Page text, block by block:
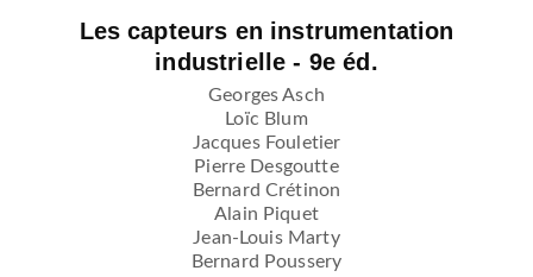
Les capteurs en instrumentation
industrielle - 9e éd.
Georges Asch
Loïc Blum
Jacques Fouletier
Pierre Desgoutte
Bernard Crétinon
Alain Piquet
Jean-Louis Marty
Bernard Poussery